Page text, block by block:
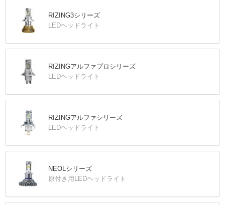
RIZING3シリーズ
LEDヘッドライト
RIZINGアルファプロシリーズ
LEDヘッドライト
RIZINGアルファシリーズ
LEDヘッドライト
NEOLシリーズ
原付き用LEDヘッドライト